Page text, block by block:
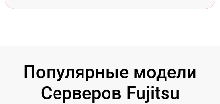
Популярные модели
Серверов Fujitsu